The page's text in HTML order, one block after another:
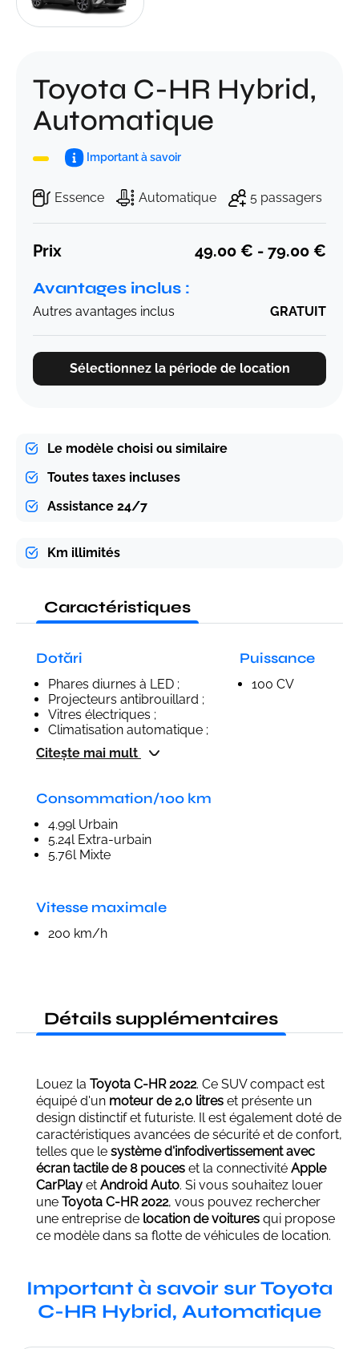
Toyota C-HR Hybrid,
Automatique
Important à savoir
Essence Automatique 5 passagers
Prix 49.00 € - 79.00 €
Avantages inclus :
Autres avantages inclus GRATUIT
Sélectionnez la période de location
Le modèle choisi ou similaire
Toutes taxes incluses
Assistance 24/7
Km illimités
Caractéristiques
Dotări
Phares diurnes à LED ;
Projecteurs antibrouillard ;
Vitres électriques ;
Climatisation automatique ;
Citește mai mult
Puissance
100 CV
Consommation/100 km
4.99l Urbain
5.24l Extra-urbain
5.76l Mixte
Vitesse maximale
200 km/h
Détails supplémentaires
Louez la Toyota C-HR 2022. Ce SUV compact est
équipé d'un moteur de 2,0 litres et présente un
design distinctif et futuriste. Il est également doté de
caractéristiques avancées de sécurité et de confort,
telles que le système d'infodivertissement avec
écran tactile de 8 pouces et la connectivité Apple
CarPlay et Android Auto. Si vous souhaitez louer
une Toyota C-HR 2022, vous pouvez rechercher
une entreprise de location de voitures qui propose
ce modèle dans sa flotte de véhicules de location.
Important à savoir sur Toyota
C-HR Hybrid, Automatique